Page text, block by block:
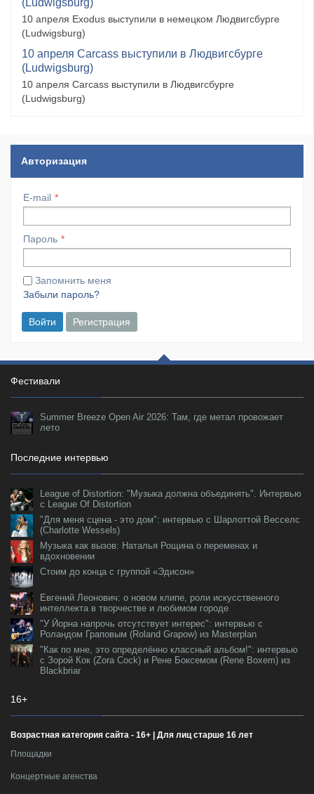
(Ludwigsburg)
10 апреля Exodus выступили в немецком Людвигсбурге
(Ludwigsburg)
10 апреля Carcass выступили в Людвигсбурге
(Ludwigsburg)
10 апреля Carcass выступили в Людвигсбурге
(Ludwigsburg)
Авторизация
E-mail
Пароль
Запомнить меня
Забыли пароль?
Войти Регистрация
Фестивали
Summer Breeze Open Air 2026: Там, где метал провожает
лето
Последние интервью
League of Distortion: "Музыка должна объединять". Интервью
с League Of Distortion
"Для меня сцена - это дом": интервью с Шарлоттой Весселс
(Charlotte Wessels)
Музыка как вызов: Наталья Рощина о переменах и
вдохновении
Стоим до конца с группой «Эдисон»
Евгений Леонович: о новом клипе, роли искусственного
интеллекта в творчестве и любимом городе
"У Йорна напрочь отсутствует интерес": интервью с
Роландом Граповым (Roland Grapow) из Masterplan
"Как по мне, это определённо классный альбом!": интервью
с Зорой Кок (Zora Cock) и Рене Боксемом (Rene Boxem) из
Blackbriar
16+
Возрастная категория сайта - 16+ | Для лиц старше 16 лет
Площадки
Концертные агенства